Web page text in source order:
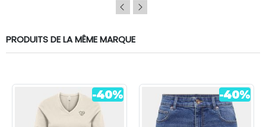
PRODUITS DE LA MÊME MARQUE